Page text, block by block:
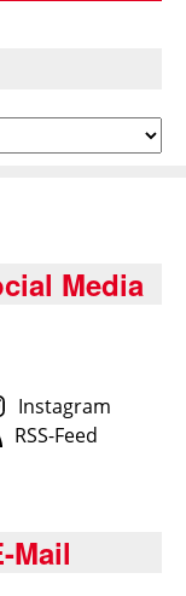
Media
Instagram
RSS-Feed
Mail